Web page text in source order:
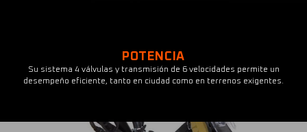
POTENCIA
Su sistema 4 válvulas y transmisión de 6 velocidades permite un
desempeño eficiente, tanto en ciudad como en terrenos exigentes.